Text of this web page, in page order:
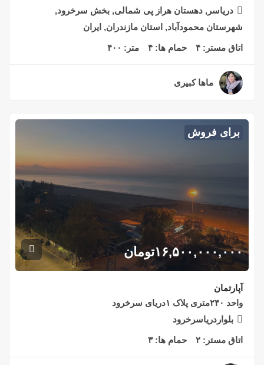
دریاسر, دهستان هراز پی شمالی, بخش سرخرود,
شهرستان محمودآباد, استان مازندران, ایران
اتاق مستر: ۴ حمام ها: ۴ متر: ۴۰۰
ماها کبیری
برای فروش
۱۶,۵۰۰,۰۰۰,۰۰۰تومان
آپارتمان
واحد ۲۴۰متری پلاک ۱دریای سرخرود
بلواردریاسرخرود
اتاق مستر: ۲ حمام ها:۳